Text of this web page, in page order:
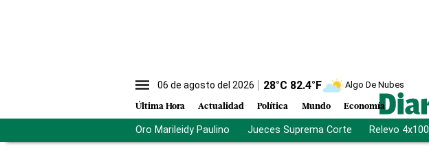
06 de agosto del 2026 28°C 82.4°F Algo De Nubes
Última Hora Actualidad Política Mundo Economía
Oro Marileidy Paulino Jueces Suprema Corte Relevo 4x100